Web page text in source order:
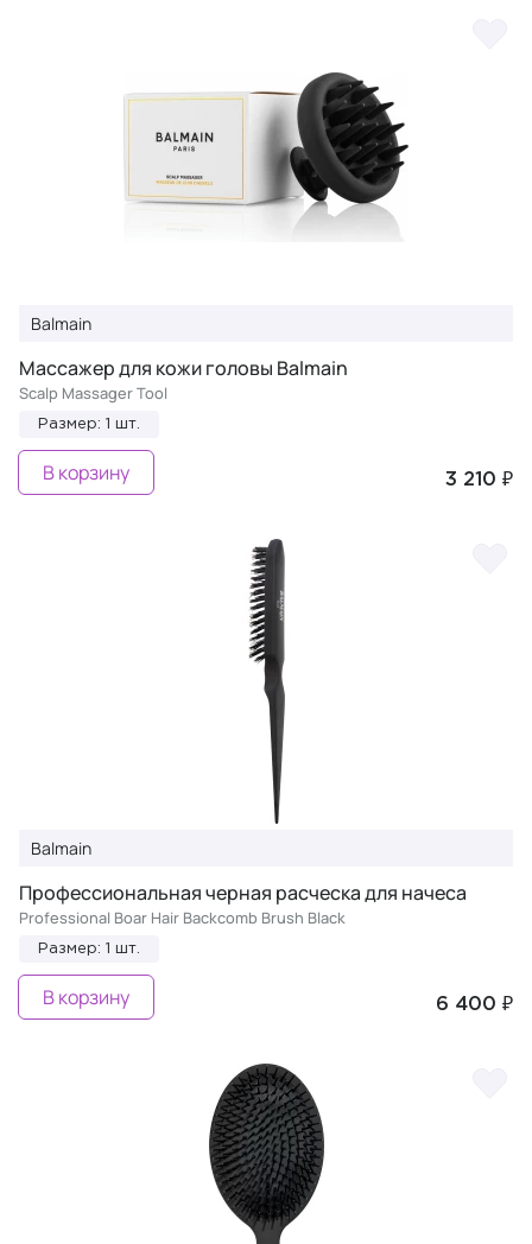
Balmain
Массажер для кожи головы Balmain
Scalp Massager Tool
Размер: 1 шт.
3 210 ₽
В корзину
Balmain
Професcиональная черная расческа для начеса
Professional Boar Hair Backcomb Brush Black
Размер: 1 шт.
6 400 ₽
В корзину